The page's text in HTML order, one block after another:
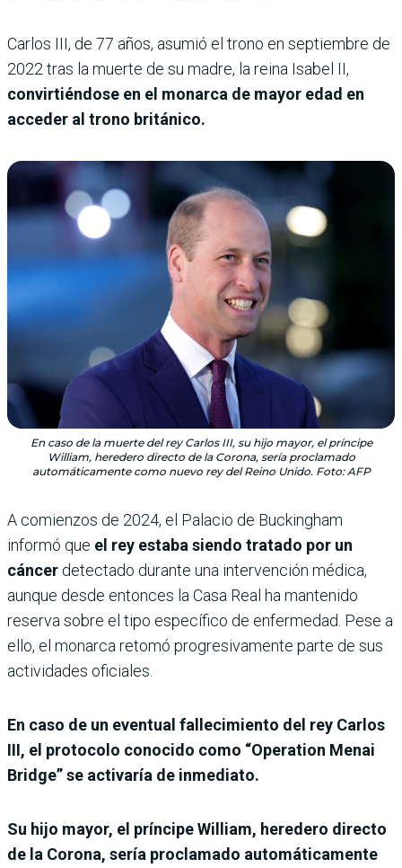
Carlos III, de 77 años, asumió el trono en septiembre de
2022 tras la muerte de su madre, la reina Isabel II,
convirtiéndose en el monarca de mayor edad en
acceder al trono británico.
En caso de la muerte del rey Carlos III, su hijo mayor, el príncipe
William, heredero directo de la Corona, sería proclamado
automáticamente como nuevo rey del Reino Unido. Foto: AFP
A comienzos de 2024, el Palacio de Buckingham
informó que el rey estaba siendo tratado por un
cáncer detectado durante una intervención médica,
aunque desde entonces la Casa Real ha mantenido
reserva sobre el tipo específico de enfermedad. Pese a
ello, el monarca retomó progresivamente parte de sus
actividades oficiales.
En caso de un eventual fallecimiento del rey Carlos
III, el protocolo conocido como “Operation Menai
Bridge” se activaría de inmediato.
Su hijo mayor, el príncipe William, heredero directo
de la Corona, sería proclamado automáticamente